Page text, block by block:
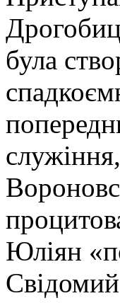
була
Юліян